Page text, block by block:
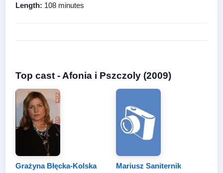
Length: 108 minutes
Top cast - Afonia i Pszczoly (2009)
Grażyna Błęcka-Kolska Mariusz Saniternik